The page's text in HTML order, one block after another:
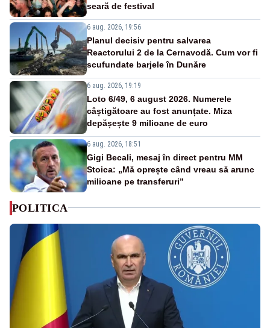
seară de festival
6 aug. 2026, 19:56
Planul decisiv pentru salvarea
Reactorului 2 de la Cernavodă. Cum vor fi
scufundate barjele în Dunăre
6 aug. 2026, 19:19
Loto 6/49, 6 august 2026. Numerele
câștigătoare au fost anunțate. Miza
depășește 9 milioane de euro
6 aug. 2026, 18:51
Gigi Becali, mesaj în direct pentru MM
Stoica: „Mă oprește când vreau să arunc
milioane pe transferuri”
POLITICA